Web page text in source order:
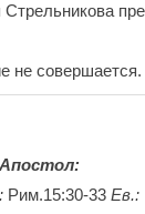
не совершается.
Рим.15:30-33Ев.: